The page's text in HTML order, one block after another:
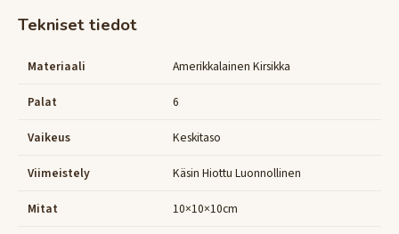
Tekniset tiedot
Materiaali Amerikkalainen Kirsikka
Palat 6
Vaikeus Keskitaso
Viimeistely Käsin Hiottu Luonnollinen
Mitat 10×10×10cm